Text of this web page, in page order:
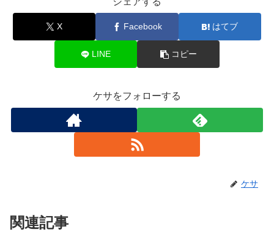
X Facebook はてブ
LINE コピー
ケサをフォローする
ケサ
関連記事